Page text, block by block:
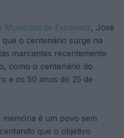
Municipal de Estremoz, José
o centenário surge na
marcantes recentemente
como o centenário do
e os 50 anos do 25 de
é um povo sem
que o objetivo